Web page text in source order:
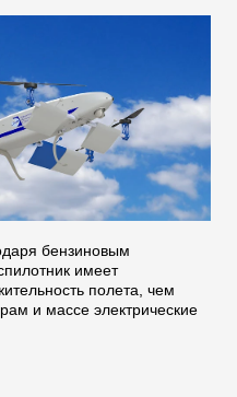
бензиновым
имеет
полета, чем
и массе электрические